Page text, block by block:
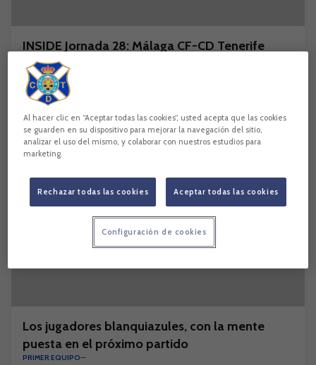
INSIDE Jornada 28: Málaga CF-CD Tenerife
PRIMER EQUIPO
Los jugadores blanquiazules, con la mente
puesta en el próximo partido
PRIMER EQUIPO
Al hacer clic en “Aceptar todas las cookies”, usted acepta que las cookies
se guarden en su dispositivo para mejorar la navegación del sitio,
analizar el uso del mismo, y colaborar con nuestros estudios para
marketing.
Rechazar todas las cookies Aceptar todas las cookies
Configuración de cookies